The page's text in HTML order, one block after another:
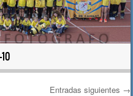
Entradas siguientes →